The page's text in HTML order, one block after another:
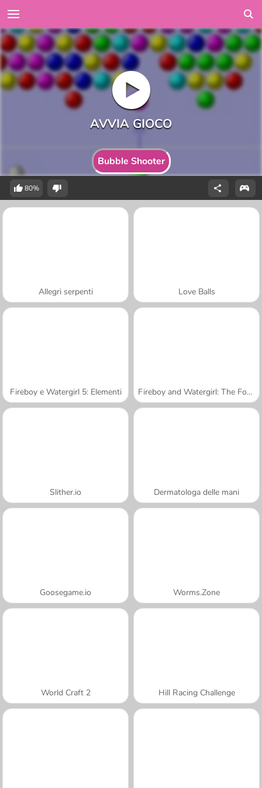
Bubble Shooter
80%
Allegri serpenti Love Balls
Fireboy e Watergirl 5: Elementi Fireboy and Watergirl: The Forest Temple
Slither.io Dermatologa delle mani
Goosegame.io Worms.Zone
World Craft 2 Hill Racing Challenge